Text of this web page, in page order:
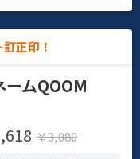
正印！
ームQOOM
￥3,080